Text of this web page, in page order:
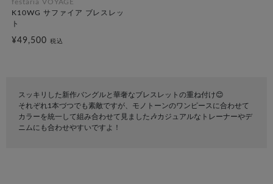
festaria VOYAGE
K10WG サファイア ブレスレッ
ト
¥49,500 税込
スッキリした新作バングルと華奢なブレスレットの重ね付け😊
それぞれ1本づつでも素敵ですが、モノトーンのワンピースに合わせて
カラーを統一して組み合わせて見ました🎶カジュアルなトレーナーやデ
ニムにも合わせやすいですよ！